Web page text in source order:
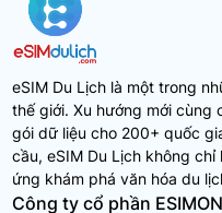
eSIM Du Lịch là một trong
thế giới. Xu hướng mới cùng
gói dữ liệu cho 200+ quốc
cầu, eSIM Du Lịch không
ứng khám phá văn hóa du
Công ty cổ phần